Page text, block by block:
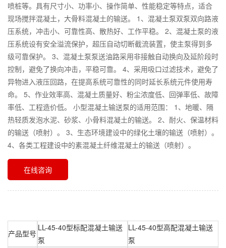
喷桩等。具有尺寸小、功率小、操作简单、性能稳定等特点，适合
现场搅拌混凝土，大骨料混凝土的输送。 1、混凝土泵双泵双向路液
压系统，冲击小、可靠性高、散热好、工作平稳。 2、混凝土泵的液
压系统设有安全溢流保护，超压自动切断截流装置，使主泵得到多
级可靠保护。 3、混凝土泵泵送油路采用非接触自动换向及延阶段时
控制，避免了换向冲击，平稳可靠。 4、采用吸口过滤技术，避免了
异物进入液压回路，在提高系统可靠性的同时延长系统元件使用寿
命。 5、作业效率高、混凝土质量好、粉尘浓度低、回弹率低、故障
率低、工程造价低。 小型混凝土输送泵的适用范围： 1、地暖、隔
热轻质发泡水泥、砂浆、小骨料混凝土的输送。 2、耐火、保温材料
的输送（喷射）。 3、生态环境建设中的绿化土壤的输送（喷射）。
4、各类工程建设中的素混凝土纤维混凝土的输送（喷射）。
在线咨询
产品型号
LL-45-40型标配混凝土输送
泵
LL-45-40型高配混凝土输送
泵